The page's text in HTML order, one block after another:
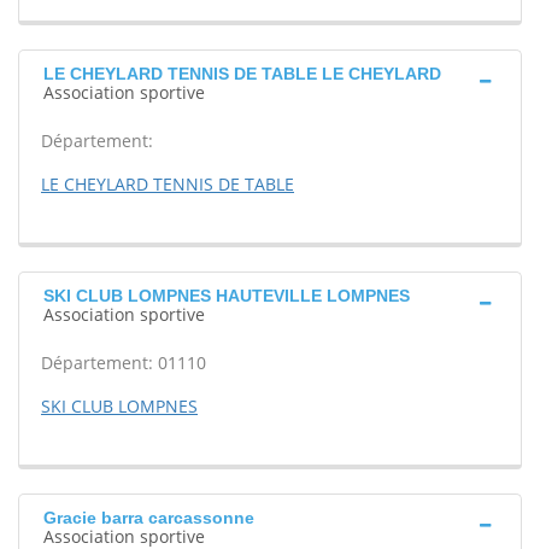
LE CHEYLARD TENNIS DE TABLE LE CHEYLARD
Association sportive
Département:
LE CHEYLARD TENNIS DE TABLE
SKI CLUB LOMPNES HAUTEVILLE LOMPNES
Association sportive
Département: 01110
SKI CLUB LOMPNES
Gracie barra carcassonne
Association sportive